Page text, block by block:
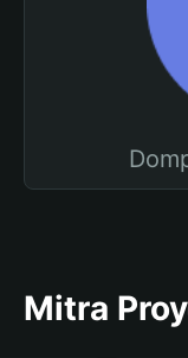
Mitra